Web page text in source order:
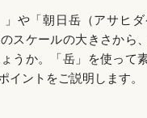
」や「朝日岳（アサヒ
スケールの大きさから
うか。「岳」を使って
イントをご説明します。